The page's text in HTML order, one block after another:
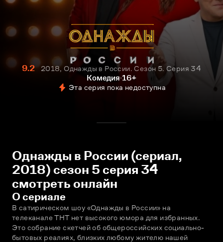
9.2
2018, Однажды в России. Сезон 5. Серия 34
Комедия 16+
Эта серия пока недоступна
Однажды в России (сериал,
2018) сезон 5 серия 34
смотреть онлайн
О сериале
В сатирическом шоу «Однажды в России» на
телеканале ТНТ нет высокого юмора для избранных.
Это собрание скетчей об общероссийских социально-
бытовых реалиях, близких любому жителю нашей